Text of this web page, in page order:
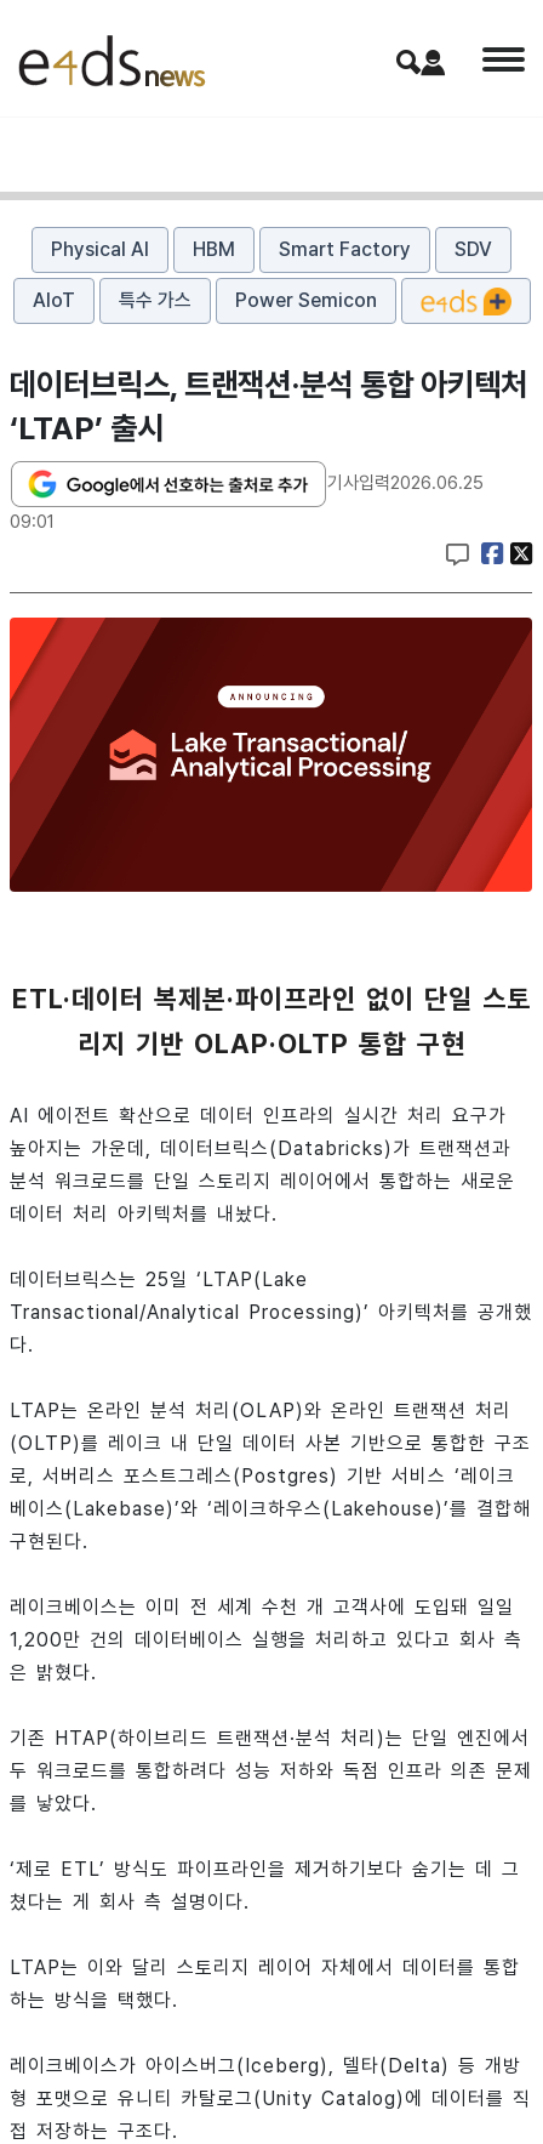
Physical AI HBM Smart Factory SDV
AIoT 특수 가스 Power Semicon
데이터브릭스, 트랜잭션·분석 통합 아키텍처
‘LTAP’ 출시
기사입력2026.06.25
09:01
ETL·데이터 복제본·파이프라인 없이 단일 스토
리지 기반 OLAP·OLTP 통합 구현
AI 에이전트 확산으로 데이터 인프라의 실시간 처리 요구가
높아지는 가운데, 데이터브릭스(Databricks)가 트랜잭션과
분석 워크로드를 단일 스토리지 레이어에서 통합하는 새로운
데이터 처리 아키텍처를 내놨다.
데이터브릭스는 25일 ‘LTAP(Lake
Transactional/Analytical Processing)’ 아키텍처를 공개했
다.
LTAP는 온라인 분석 처리(OLAP)와 온라인 트랜잭션 처리
(OLTP)를 레이크 내 단일 데이터 사본 기반으로 통합한 구조
로, 서버리스 포스트그레스(Postgres) 기반 서비스 ‘레이크
베이스(Lakebase)’와 ‘레이크하우스(Lakehouse)’를 결합해
구현된다.
레이크베이스는 이미 전 세계 수천 개 고객사에 도입돼 일일
1,200만 건의 데이터베이스 실행을 처리하고 있다고 회사 측
은 밝혔다.
기존 HTAP(하이브리드 트랜잭션·분석 처리)는 단일 엔진에서
두 워크로드를 통합하려다 성능 저하와 독점 인프라 의존 문제
를 낳았다.
‘제로 ETL’ 방식도 파이프라인을 제거하기보다 숨기는 데 그
쳤다는 게 회사 측 설명이다.
LTAP는 이와 달리 스토리지 레이어 자체에서 데이터를 통합
하는 방식을 택했다.
레이크베이스가 아이스버그(Iceberg), 델타(Delta) 등 개방
형 포맷으로 유니티 카탈로그(Unity Catalog)에 데이터를 직
접 저장하는 구조다.